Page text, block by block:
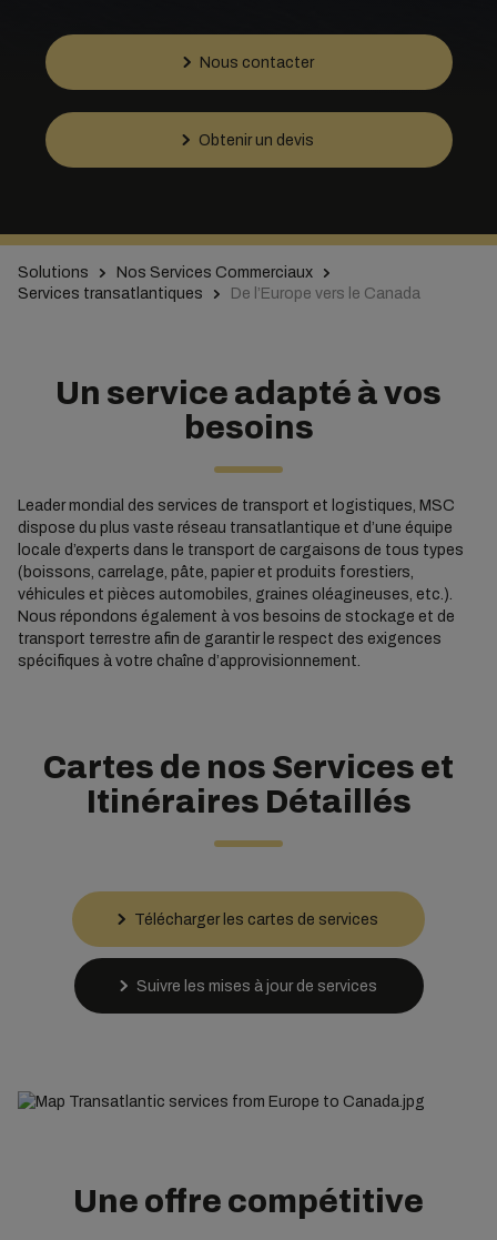
Nous contacter
Obtenir un devis
Solutions
Nos Services Commerciaux
Services transatlantiques
De l’Europe vers le Canada
Un service adapté à vos
besoins
Leader mondial des services de transport et logistiques, MSC
dispose du plus vaste réseau transatlantique et d’une équipe
locale d’experts dans le transport de cargaisons de tous types
(boissons, carrelage, pâte, papier et produits forestiers,
véhicules et pièces automobiles, graines oléagineuses, etc.).
Nous répondons également à vos besoins de stockage et de
transport terrestre afin de garantir le respect des exigences
spécifiques à votre chaîne d’approvisionnement.
Cartes de nos Services et
Itinéraires Détaillés
Télécharger les cartes de services
Suivre les mises à jour de services
Une offre compétitive